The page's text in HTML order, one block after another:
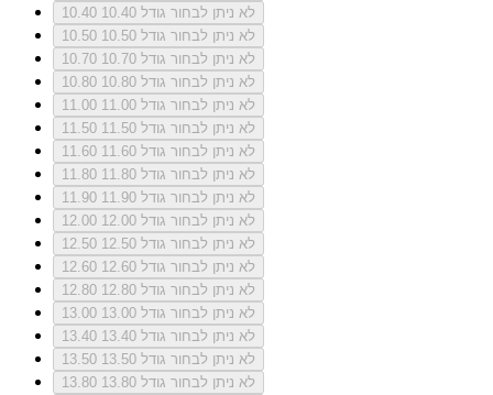
10.40
לא ניתן לבחור גודל 10.40
10.50
לא ניתן לבחור גודל 10.50
10.70
לא ניתן לבחור גודל 10.70
10.80
לא ניתן לבחור גודל 10.80
11.00
לא ניתן לבחור גודל 11.00
11.50
לא ניתן לבחור גודל 11.50
11.60
לא ניתן לבחור גודל 11.60
11.80
לא ניתן לבחור גודל 11.80
11.90
לא ניתן לבחור גודל 11.90
12.00
לא ניתן לבחור גודל 12.00
12.50
לא ניתן לבחור גודל 12.50
12.60
לא ניתן לבחור גודל 12.60
12.80
לא ניתן לבחור גודל 12.80
13.00
לא ניתן לבחור גודל 13.00
13.40
לא ניתן לבחור גודל 13.40
13.50
לא ניתן לבחור גודל 13.50
13.80
לא ניתן לבחור גודל 13.80